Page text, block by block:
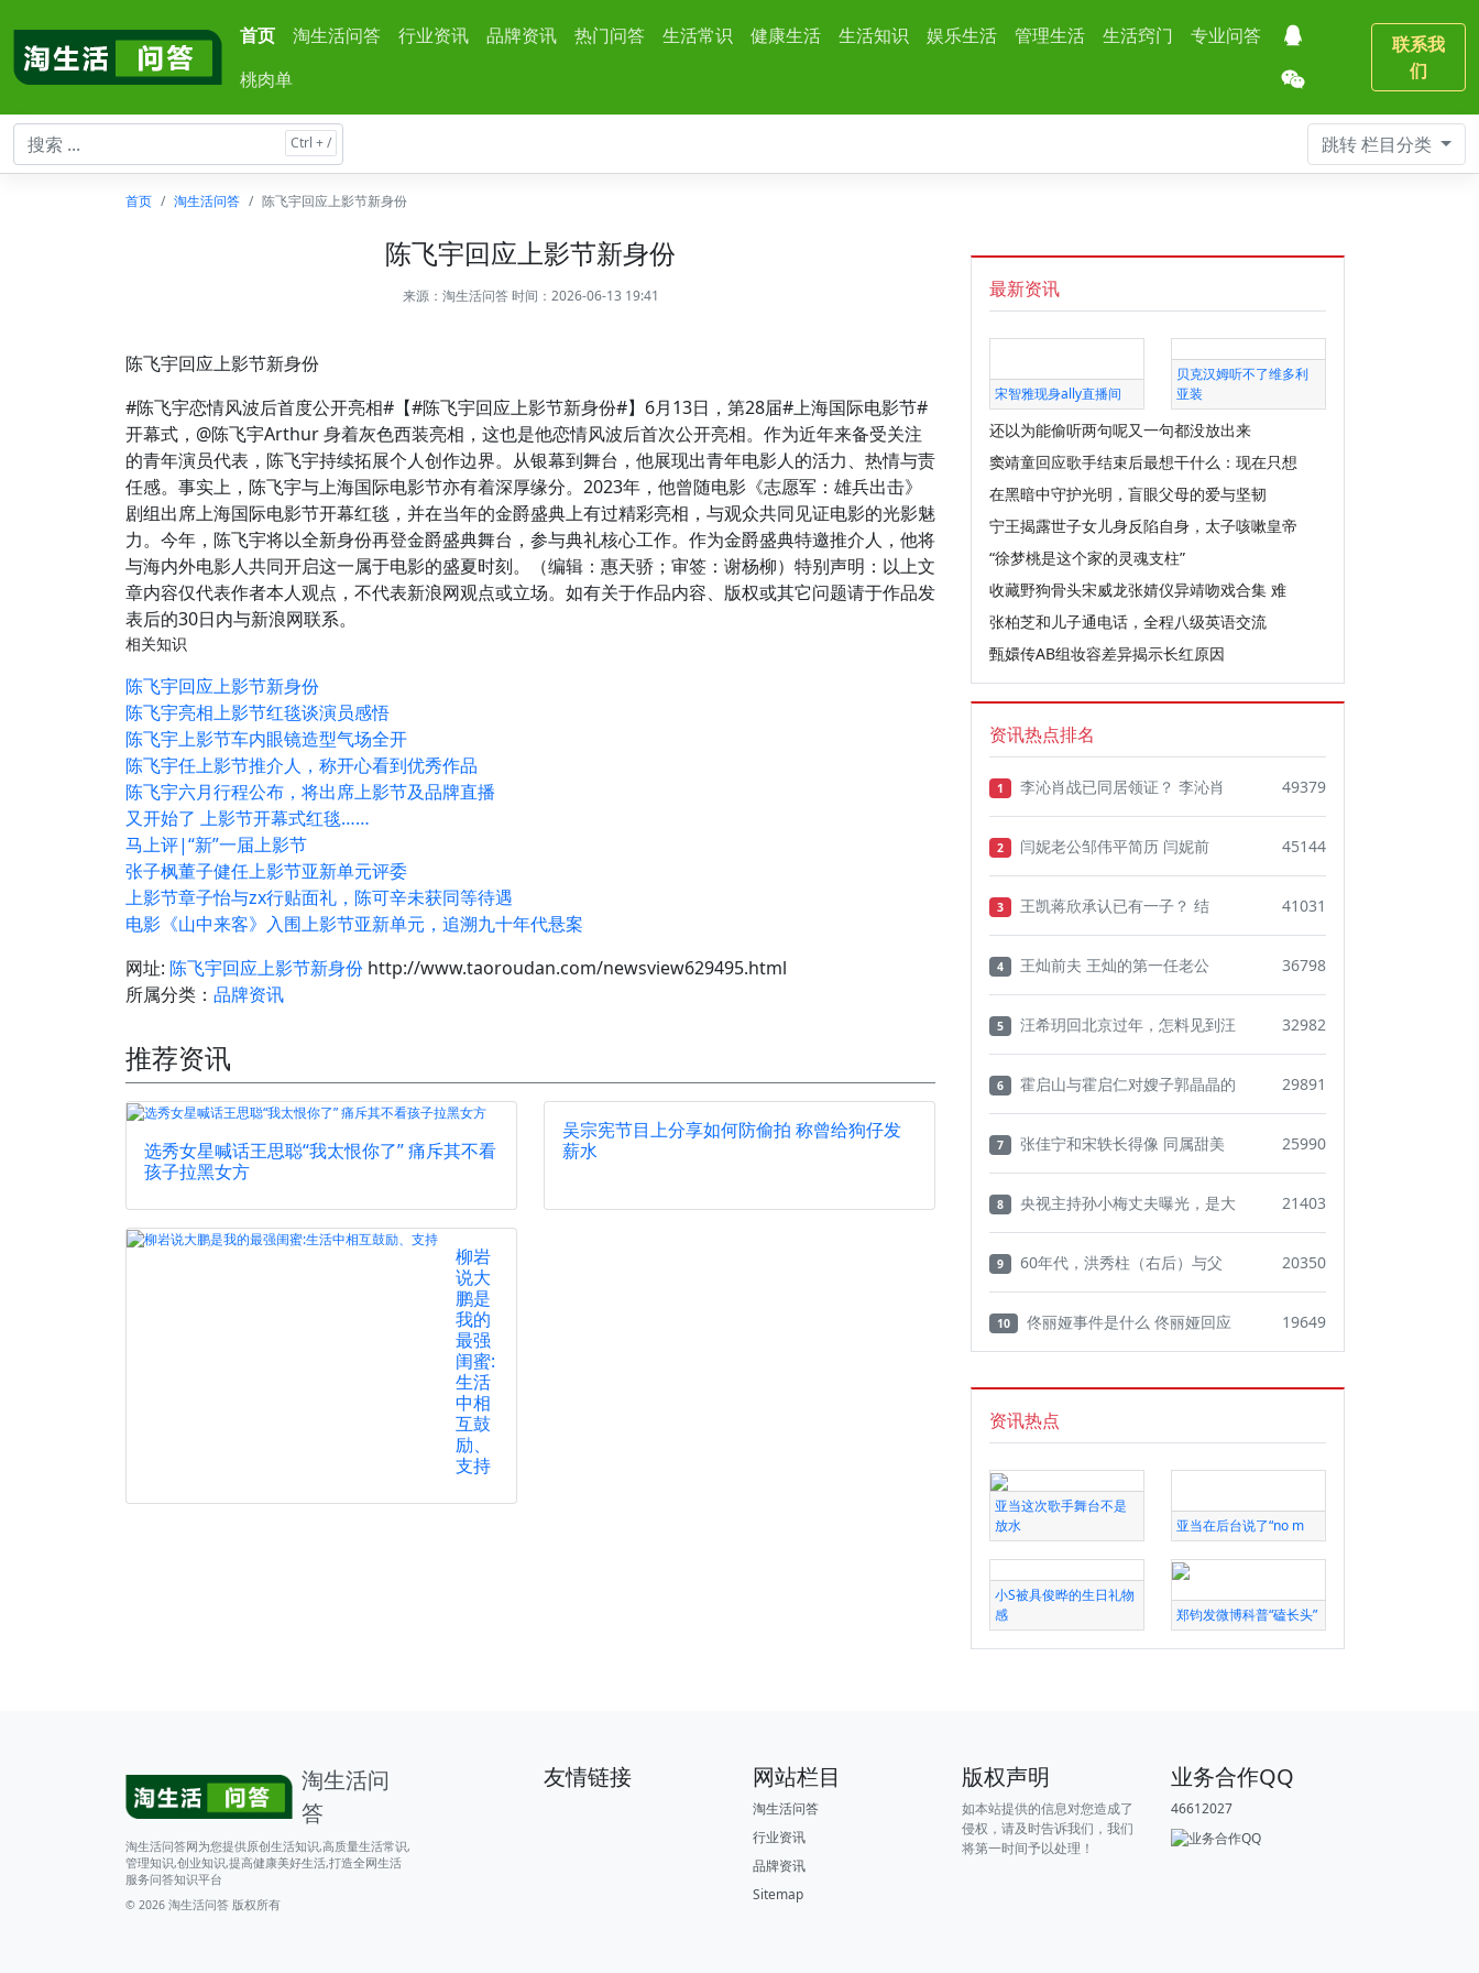
首页 淘生活问答 行业资讯 品牌资讯 热门问答 生活常识 健康生活 生活知识 娱乐生活 管理生活 生活窍门
专业问答
桃肉单
联系我
们
跳转栏目分类
首页 淘生活问答 陈飞宇回应上影节新身份
陈飞宇回应上影节新身份
来源： 淘生活问答 时间：2026-06-13 19:41
陈飞宇回应上影节新身份
#陈飞宇恋情风波后首度公开亮相#【#陈飞宇回应上影节新身份#】6月13日，第28届#上海国际电影节#
开幕式，@陈飞宇Arthur 身着灰色西装亮相，这也是他恋情风波后首次公开亮相。作为近年来备受关注
的青年演员代表，陈飞宇持续拓展个人创作边界。从银幕到舞台，他展现出青年电影人的活力、热情与责
任感。事实上，陈飞宇与上海国际电影节亦有着深厚缘分。2023年，他曾随电影《志愿军：雄兵出击》
剧组出席上海国际电影节开幕红毯，并在当年的金爵盛典上有过精彩亮相，与观众共同见证电影的光影魅
力。今年，陈飞宇将以全新身份再登金爵盛典舞台，参与典礼核心工作。作为金爵盛典特邀推介人，他将
与海内外电影人共同开启这一属于电影的盛夏时刻。（编辑：惠天骄；审签：谢杨柳）特别声明：以上文
章内容仅代表作者本人观点，不代表新浪网观点或立场。如有关于作品内容、版权或其它问题请于作品发
表后的30日内与新浪网联系。
相关知识
陈飞宇回应上影节新身份
陈飞宇亮相上影节红毯谈演员感悟
陈飞宇上影节车内眼镜造型气场全开
陈飞宇任上影节推介人，称开心看到优秀作品
陈飞宇六月行程公布，将出席上影节及品牌直播
又开始了 上影节开幕式红毯……
马上评|“新”一届上影节
张子枫董子健任上影节亚新单元评委
上影节章子怡与zx行贴面礼，陈可辛未获同等待遇
电影《山中来客》入围上影节亚新单元，追溯九十年代悬案
网址: 陈飞宇回应上影节新身份 http://www.taoroudan.com/newsview629495.html
所属分类： 品牌资讯
推荐资讯
选秀女星喊话王思聪“我太恨你了” 痛斥其不看
孩子拉黑女方
吴宗宪节目上分享如何防偷拍 称曾给狗仔发
薪水
柳岩
说大
鹏是
我的
最强
闺蜜:
生活
中相
互鼓
励、
支持
最新资讯
宋智雅现身ally直播间
贝克汉姆听不了维多利
亚装
还以为能偷听两句呢又一句都没放出来
窦靖童回应歌手结束后最想干什么：现在只想
在黑暗中守护光明，盲眼父母的爱与坚韧
宁王揭露世子女儿身反陷自身，太子咳嗽皇帝
“徐梦桃是这个家的灵魂支柱”
收藏野狗骨头宋威龙张婧仪异靖吻戏合集 难
张柏芝和儿子通电话，全程八级英语交流
甄嬛传AB组妆容差异揭示长红原因
资讯热点排名
1 李沁肖战已同居领证？ 李沁肖 49379
2 闫妮老公邹伟平简历 闫妮前 45144
3 王凯蒋欣承认已有一子？ 结 41031
4 王灿前夫 王灿的第一任老公 36798
5 汪希玥回北京过年，怎料见到汪 32982
6 霍启山与霍启仁对嫂子郭晶晶的 29891
7 张佳宁和宋轶长得像 同属甜美 25990
8 央视主持孙小梅丈夫曝光，是大 21403
9 60年代，洪秀柱（右后）与父 20350
10 佟丽娅事件是什么 佟丽娅回应 19649
资讯热点
亚当这次歌手舞台不是
放水
亚当在后台说了“no m
小S被具俊晔的生日礼物
感
郑钧发微博科普“磕长头”
淘生活问
答
淘生活问答网为您提供原创生活知识,高质量生活常识,
管理知识,创业知识,提高健康美好生活,打造全网生活
服务问答知识平台
© 2026 淘生活问答 版权所有
友情链接 网站栏目
淘生活问答
行业资讯
品牌资讯
Sitemap
版权声明
如本站提供的信息对您造成了
侵权，请及时告诉我们，我们
将第一时间予以处理！
业务合作QQ
46612027